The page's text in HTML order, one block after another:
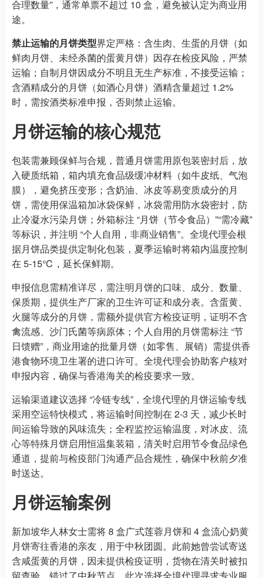
合理数量”，通常单票不超过 10 盒，避免被认定为商业用
途。
禁止运输的月饼类型界定严格：含生肉、生蛋的月饼（如
鲜肉月饼、未经杀菌的蛋黄月饼）因存在检疫风险，严禁
运输；自制月饼因成分不明且无生产标准，不接受运输；
含酒精成分的月饼（如酒心月饼）酒精含量超过 1.2%
时，需按酒类标准申报，否则禁止运输。
月饼运输的核心规范
包装需兼顾保鲜与合规，普通月饼需用原包装密封后，放
入硬质纸箱，箱内填充食品级缓冲材料（如牛皮纸、气泡
膜），避免挤压变形；含奶油、冰皮等易变质成分的月
饼，需使用保温箱加冰袋保鲜，冰袋需用防水袋密封，防
止冷凝水污染月饼；外箱标注 “月饼（节令食品）”“需冷藏”
等标识，并注明 “个人自用，非商业销售”。全境代理会根
据月饼品类提供定制化包装，夏季运输时将箱内温度控制
在 5-15℃，延长保鲜期。
申报信息需精准详尽，需注明月饼的口味、成分、数量、
保质期，提供生产厂家的卫生许可证和成分表。含蛋黄、
火腿等成分的月饼，需额外提供官方检疫证明，证明不含
禽流感、沙门氏菌等病原体；个人自用的月饼需标注 “节
日馈赠”，商业用途的批量月饼（如零售、展销）需提供香
港食物环境卫生署的进口许可。全境代理会协助客户核对
申报内容，确保与香港海关的检疫要求一致。
运输渠道建议选择 “冷链专线”，全境代理的月饼运输专线
采用空运特快模式，将运输时间控制在 2-3 天，减少长时
间运输导致的风味流失；全程监控运输温度，对冰皮、流
心等特殊月饼启用恒温集装箱，清关时启用节令食品绿色
通道，提前与检疫部门沟通产品合规性，确保中秋前夕准
时送达。
月饼运输案例
新加坡华人林女士需将 8 盒广式莲蓉月饼和 4 盒流心奶黄
月饼寄往香港的亲友，用于中秋团圆。此前她曾尝试寄送
含咸蛋黄的月饼，因未提供检疫证明，货物在清关时被扣